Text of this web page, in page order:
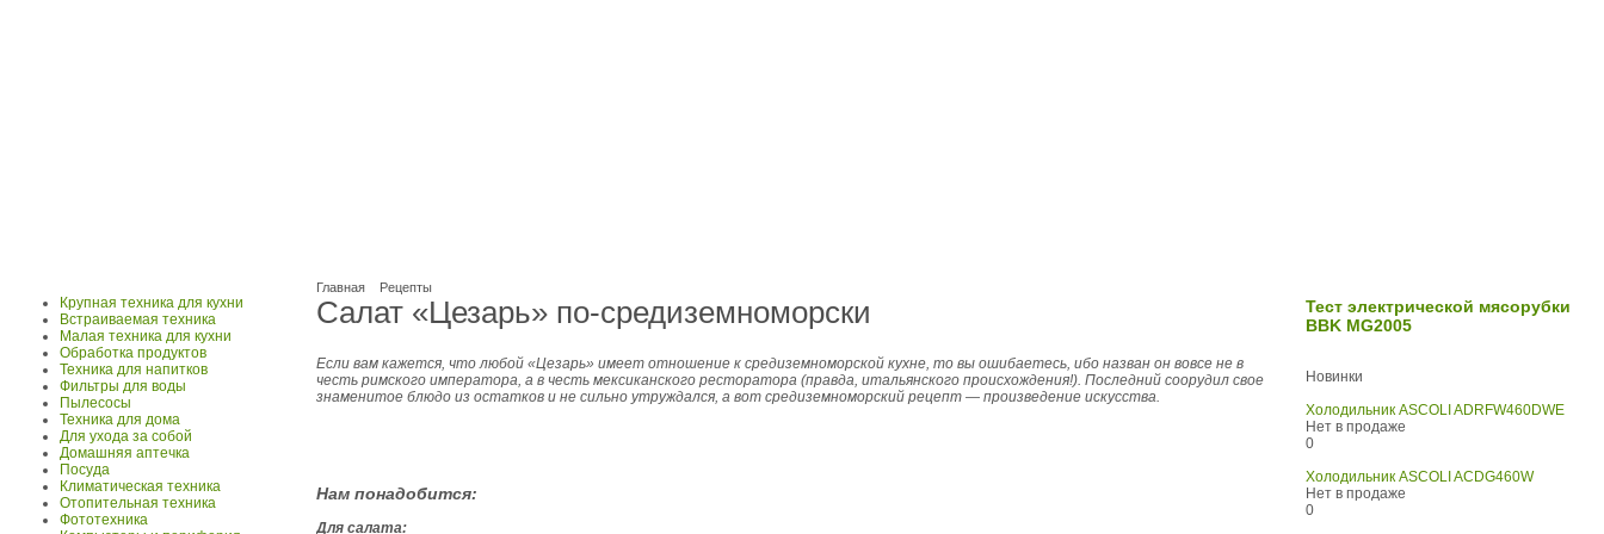
Главная Рецепты
Салат «Цезарь» по-средиземноморски
Если вам кажется, что любой «Цезарь» имеет отношение к средиземноморской кухне, то вы ошибаетесь, ибо назван он вовсе не в
честь римского императора, а в честь мексиканского ресторатора (правда, итальянского происхождения!). Последний соорудил свое
знаменитое блюдо из остатков и не сильно утруждался, а вот средиземноморский рецепт — произведение искусства.
Нам понадобится:
Для салата:
Крупная техника для кухни
Встраиваемая техника
Малая техника для кухни
Обработка продуктов
Техника для напитков
Фильтры для воды
Пылесосы
Техника для дома
Для ухода за собой
Домашняя аптечка
Посуда
Климатическая техника
Отопительная техника
Фототехника
Тест электрической мясорубки
BBK MG2005
Новинки
Холодильник ASCOLI ADRFW460DWE
Нет в продаже
0
Холодильник ASCOLI ACDG460W
Нет в продаже
0